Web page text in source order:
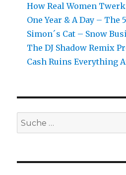
How Real Women
One Year & A Day – The
Simon´s Cat – Snow
The DJ Shadow Remix
Cash Ruins Everything
Suche
nach: